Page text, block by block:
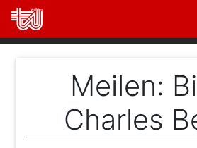
Direkt
zum
Inhalt
Meilen:
Charles